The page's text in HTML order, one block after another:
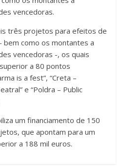
vencedoras.
três projetos para efeitos de
bem como os montantes a
vencedoras -, os quais
a 80 pontos
is a fest”, “Creta –
e “Poldra – Public
um financiamento de 150
que apontam para um
a 188 mil euros.